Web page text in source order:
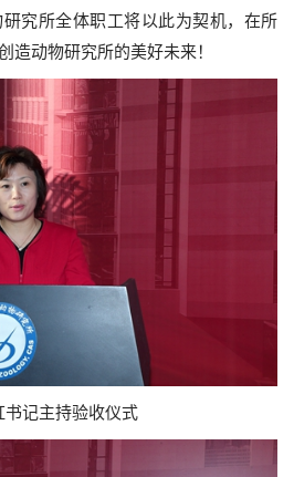
究所全体职工将以此为契机，在所
造动物研究所的美好未来！
书记主持验收仪式